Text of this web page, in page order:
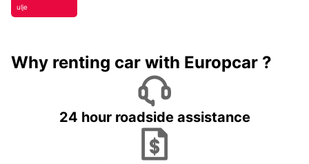
ulje
Why renting car with Europcar ?
24 hour roadside assistance